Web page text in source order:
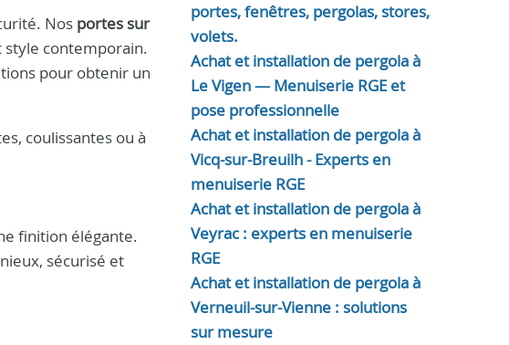
Nos portes sur
style contemporain.
pour obtenir un
coulissantes ou à
finition élégante.
sécurisé et
portes, fenêtres, pergolas, stores,
volets.
Achat et installation de pergola à
Le Vigen — Menuiserie RGE et
pose professionnelle
Achat et installation de pergola à
Vicq-sur-Breuilh - Experts en
menuiserie RGE
Achat et installation de pergola à
Veyrac : experts en menuiserie
RGE
Achat et installation de pergola à
Verneuil-sur-Vienne : solutions
sur mesure